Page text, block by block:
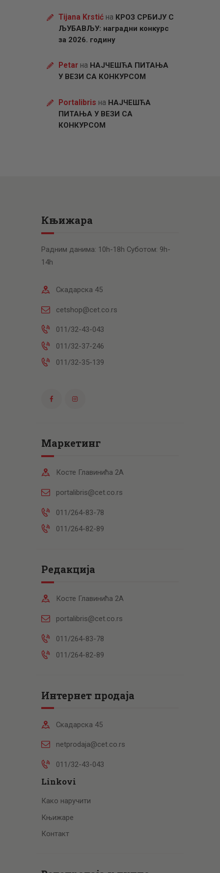
Tijana Krstićна КРОЗ СРБИЈУ С
ЉУБАВЉУ: наградни конкурс
за 2026. годину
Petarна НАЈЧЕШЋА ПИТАЊА
У ВЕЗИ СА КОНКУРСОМ
Portalibris на НАЈЧЕШЋА
ПИТАЊА У ВЕЗИ СА
КОНКУРСОМ
Књижара
Радним данима: 10h-18h Суботом: 9h-
14h
Скадарска 45
cetshop@cet.co.rs
011/32-43-043
011/32-37-246
011/32-35-139
Маркетинг
Косте Главинића 2А
portalibris@cet.co.rs
011/264-83-78
011/264-82-89
Редакција
Косте Главинића 2А
portalibris@cet.co.rs
011/264-83-78
011/264-82-89
Интернет продаја
Скадарска 45
netprodaja@cet.co.rs
011/32-43-043
Linkovi
Како наручити
Књижаре
Контакт